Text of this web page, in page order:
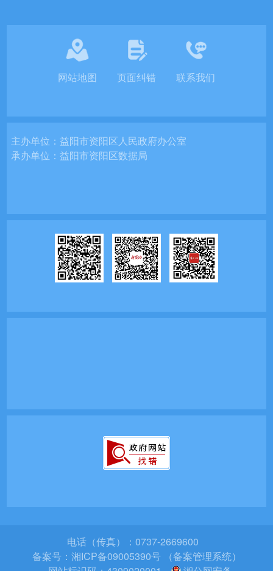
网站地图 页面纠错 联系我们
主办单位：益阳市资阳区人民政府办公室
承办单位：益阳市资阳区数据局
电话（传真）：0737-2669600
备案号： 湘ICP备09005390号 （备案管理系统）